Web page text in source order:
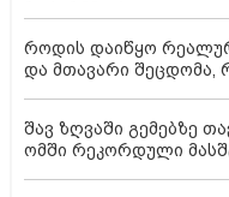
როდის დაიწყო
და მთავარი შეცდომა,
შავ ზღვაში გემებზე
ომში რეკორდული